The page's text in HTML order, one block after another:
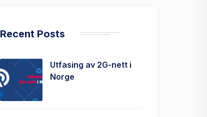
Recent Posts
Utfasing av 2G-nett i
Norge